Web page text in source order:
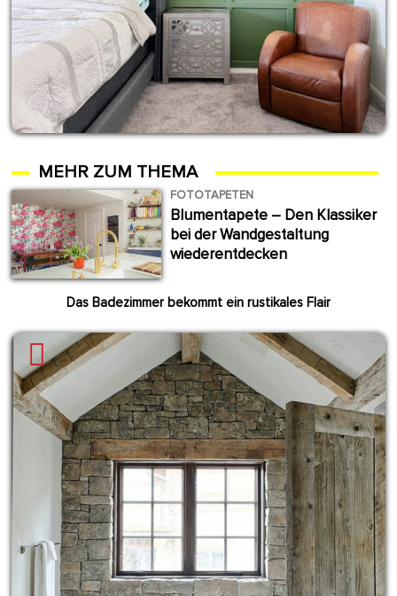
MEHR ZUM THEMA
FOTOTAPETEN
Blumentapete – Den Klassiker
bei der Wandgestaltung
wiederentdecken
Das Badezimmer bekommt ein rustikales Flair